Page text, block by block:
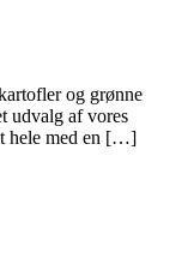
og grønne
udvalg af vores
hele med en […]